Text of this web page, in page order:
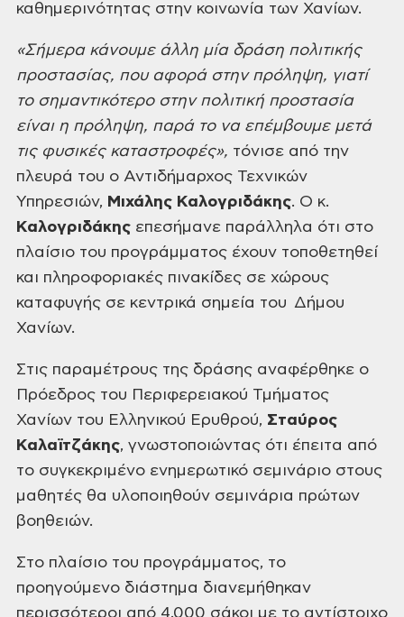
καθημερινότητας στην κοινωνία των Χανίων.
«Σήμερακάνουμε άλλη μία δράση πολιτικής
προστασίας, που αφορά στην πρόληψη, γιατί
τοσημαντικότερο στην πολιτική προστασία
είναι η πρόληψη, παρά το να επέμβουμεμετά
τις φυσικές καταστροφές», τόνισε από την
πλευρά του ο Αντιδήμαρχος Τεχνικών
Υπηρεσιών, Μιχάλης Καλογριδάκης. Ο κ.
Καλογριδάκης επεσήμανε παράλληλα ότι στο
πλαίσιο του προγράμματος έχουν τοποθετηθεί
και πληροφοριακές πινακίδες σε χώρους
καταφυγής σε κεντρικά σημεία του Δήμου
Χανίων.
Στις παραμέτρους της δράσης αναφέρθηκε ο
Πρόεδρος του Περιφερειακού Τμήματος
Χανίων του Ελληνικού Ερυθρού, Σταύρος
Καλαϊτζάκης, γνωστοποιώντας ότι έπειτα από
το συγκεκριμένο ενημερωτικό σεμινάριο στους
μαθητές θα υλοποιηθούν σεμινάρια πρώτων
βοηθειών.
Στο πλαίσιο του προγράμματος, το
προηγούμενο διάστημα διανεμήθηκαν
περισσότεροι από 4.000 σάκοι με το αντίστοιχο